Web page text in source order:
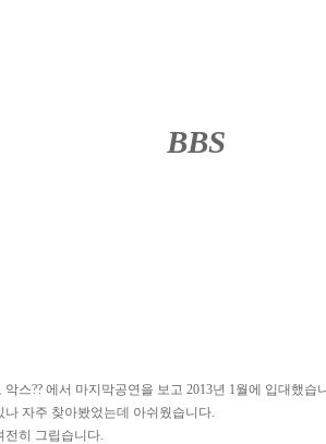
BBS
스?? 에서 마지막공연을 보고 2013년 1월에 입대했습
나 자주 찾아봤었는데 아쉬웠습니다.
전히 그립습니다.